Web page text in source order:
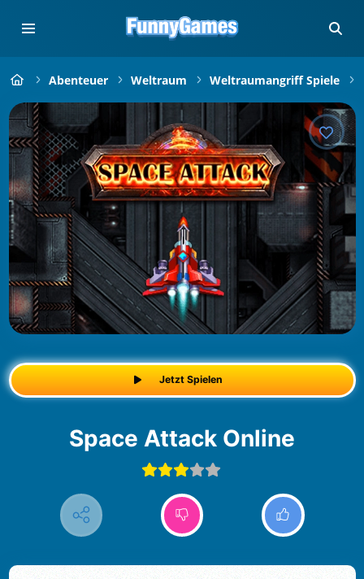
Abenteuer Weltraum Weltraumangriff Spiele
Jetzt Spielen
Space Attack Online